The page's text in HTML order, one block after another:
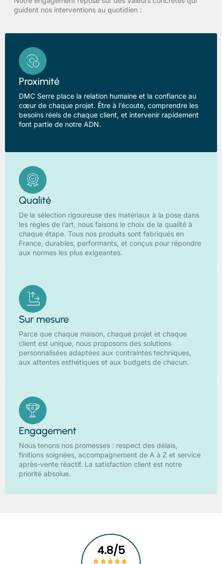
guident nos interventions au quotidien :
Proximité
DMC Serre place la relation humaine et la confiance au
cœur de chaque projet. Être à l’écoute, comprendre les
besoins réels de chaque client, et intervenir rapidement
font partie de notre ADN.
Qualité
De la sélection rigoureuse des matériaux à la pose dans
les règles de l’art, nous faisons le choix de la qualité à
chaque étape. Tous nos produits sont fabriqués en
France, durables, performants, et conçus pour répondre
aux normes les plus exigeantes.
Sur mesure
Parce que chaque maison, chaque projet et chaque
client est unique, nous proposons des solutions
personnalisées adaptées aux contraintes techniques,
aux attentes esthétiques et aux budgets de chacun.
Engagement
Nous tenons nos promesses : respect des délais,
finitions soignées, accompagnement de A à Z et service
après-vente réactif. La satisfaction client est notre
priorité absolue.